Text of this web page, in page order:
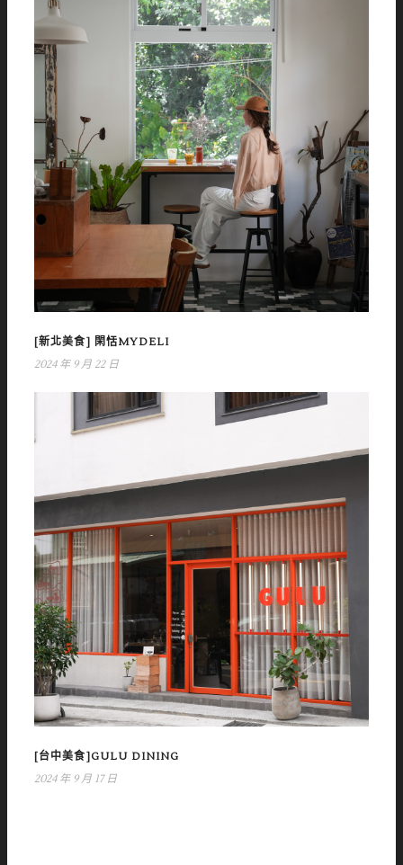
[新北美食] 閑恬MYDELI
2024 年 9 月 22 日
[台中美食]GULU DINING
2024 年 9 月 17 日